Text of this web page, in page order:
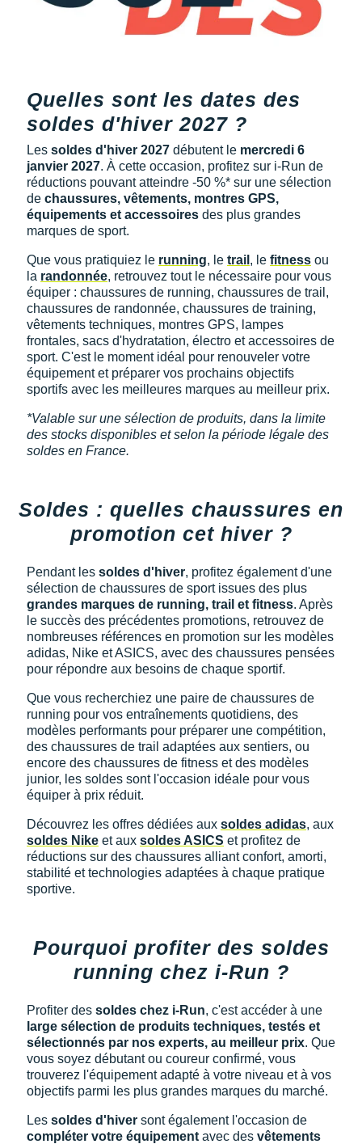
Quelles sont les dates des
soldes d'hiver 2027 ?
Les soldes d'hiver 2027 débutent le mercredi 6
janvier 2027. À cette occasion, profitez sur i-Run de
réductions pouvant atteindre -50 %* sur une sélection
de chaussures, vêtements, montres GPS,
équipements et accessoires des plus grandes
marques de sport.
Que vous pratiquiez le running, le trail , le fitness ou
la randonnée, retrouvez tout le nécessaire pour vous
équiper : chaussures de running, chaussures de trail,
chaussures de randonnée, chaussures de training,
vêtements techniques, montres GPS, lampes
frontales, sacs d'hydratation, électro et accessoires de
sport. C'est le moment idéal pour renouveler votre
équipement et préparer vos prochains objectifs
sportifs avec les meilleures marques au meilleur prix.
*Valable sur une sélection de produits, dans la limite
des stocks disponibles et selon la période légale des
soldes en France.
Soldes : quelles chaussures en
promotion cet hiver ?
Pendant les soldes d'hiver, profitez également d'une
sélection de chaussures de sport issues des plus
grandes marques de running, trail et fitness. Après
le succès des précédentes promotions, retrouvez de
nombreuses références en promotion sur les modèles
adidas, Nike et ASICS, avec des chaussures pensées
pour répondre aux besoins de chaque sportif.
Que vous recherchiez une paire de chaussures de
running pour vos entraînements quotidiens, des
modèles performants pour préparer une compétition,
des chaussures de trail adaptées aux sentiers, ou
encore des chaussures de fitness et des modèles
junior, les soldes sont l'occasion idéale pour vous
équiper à prix réduit.
Découvrez les offres dédiées aux soldes adidas, aux
soldes Nike et aux soldes ASICS et profitez de
réductions sur des chaussures alliant confort, amorti,
stabilité et technologies adaptées à chaque pratique
sportive.
Pourquoi profiter des soldes
running chez i-Run ?
Profiter des soldes chez i-Run, c'est accéder à une
large sélection de produits techniques, testés et
sélectionnés par nos experts, au meilleur prix. Que
vous soyez débutant ou coureur confirmé, vous
trouverez l'équipement adapté à votre niveau et à vos
objectifs parmi les plus grandes marques du marché.
Les soldes d'hiver sont également l'occasion de
compléter votre équipement avec des vêtements